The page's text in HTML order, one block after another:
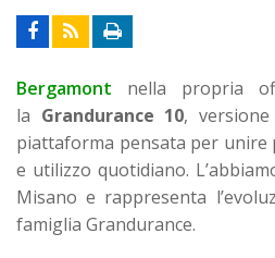
Bergamont nella propria
la Grandurance 10,
piattaforma pensata per unire
e utilizzo quotidiano.
Misano e rappresenta
famiglia Grandurance.